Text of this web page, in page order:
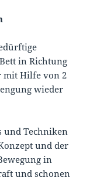
in Richtung
mit Hilfe von 2
wieder
Techniken
und der
in
und schonen